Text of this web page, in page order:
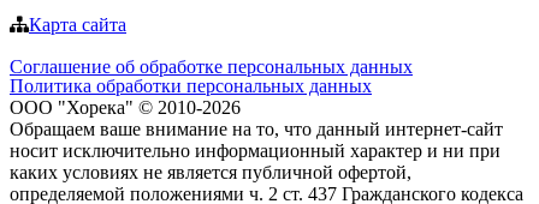
Карта сайта
Соглашение об обработке персональных данных
Политика обработки персональных данных
ООО "Хорека" © 2010-2026
Обращаем ваше внимание на то, что данный интернет-сайт
носит исключительно информационный характер и ни при
каких условиях не является публичной офертой,
определяемой положениями ч. 2 ст. 437 Гражданского кодекса